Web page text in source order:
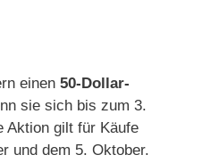
einen 50-Dollar-
sie sich bis zum 3.
Aktion gilt für Käufe
und dem 5. Oktober.